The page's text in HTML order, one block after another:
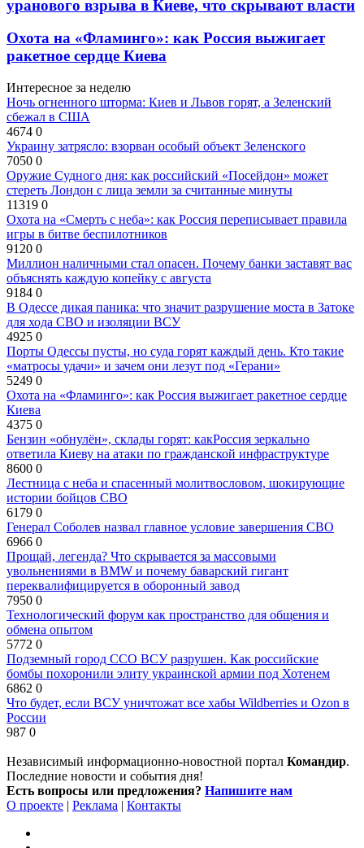
уранового взрыва в Киеве, что скрывают власти
Охота на «Фламинго»: как Россия выжигает
ракетное сердце Киева
Интересное за неделю
Ночь огненного шторма: Киев и Львов горят, а Зеленский
сбежал в США
4674 0
Украину затрясло: взорван особый объект Зеленского
7050 0
Оружие Судного дня: как российский «Посейдон» может
стереть Лондон с лица земли за считанные минуты
11319 0
Охота на «Смерть с неба»: как Россия переписывает правила
игры в битве беспилотников
9120 0
Миллион наличными стал опасен. Почему банки заставят вас
объяснять каждую копейку с августа
9184 0
В Одессе дикая паника: что значит разрушение моста в Затоке
для хода СВО и изоляции ВСУ
4925 0
Порты Одессы пусты, но суда горят каждый день. Кто такие
«матросы удачи» и зачем они лезут под «Герани»
5249 0
Охота на «Фламинго»: как Россия выжигает ракетное сердце
Киева
4375 0
Бензин «обнулён», склады горят: какРоссия зеркально
ответила Киеву на атаки по гражданской инфраструктуре
8600 0
Лестница с неба и спасенный молитвословом, шокирующие
истории бойцов СВО
6179 0
Генерал Соболев назвал главное условие завершения СВО
6966 0
Прощай, легенда? Что скрывается за массовыми
увольнениями в BMW и почему баварский гигант
переквалифицируется в оборонный завод
7950 0
Технологический форум как пространство для общения и
обмена опытом
5772 0
Подземный город ССО ВСУ разрушен. Как российские
бомбы похоронили элиту украинской армии под Хотенем
6862 0
Что будет, если ВСУ уничтожат все хабы Wildberries и Ozon в
России
987 0
Независимый информационно-новостной портал Командир.
Последние новости и события дня!
Есть вопросы или предложения? Напишите нам
О проекте | Реклама | Контакты